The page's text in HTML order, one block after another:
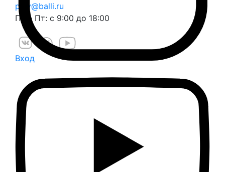
play@balli.ru
Пн – Пт: с 9:00 до 18:00
Вход